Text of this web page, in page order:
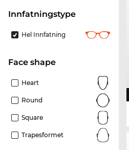
Innfatningstype
Hel Innfatning
Face shape
Heart
Round
Square
Trapesformet